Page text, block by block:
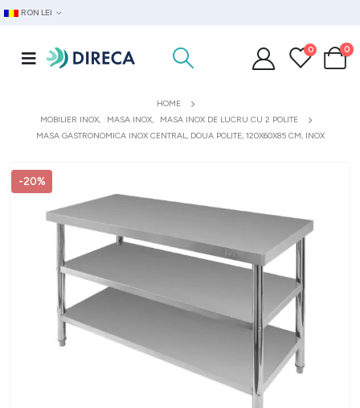
RON LEI
0 0
HOME
MOBILIER INOX, MASA INOX,
MASA INOX DE LUCRU CU 2 POLITE
MASA GASTRONOMICA INOX CENTRAL, DOUA POLITE, 120X60X85 CM, INOX
-20%